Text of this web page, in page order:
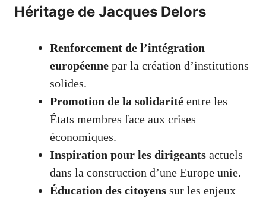
Héritage de Jacques Delors
Renforcement de l’intégration
européenne par la création d’institutions
solides.
Promotion de la solidarité entre les
États membres face aux crises
économiques.
Inspiration pour les dirigeants actuels
dans la construction d’une Europe unie.
Éducation des citoyens sur les enjeux